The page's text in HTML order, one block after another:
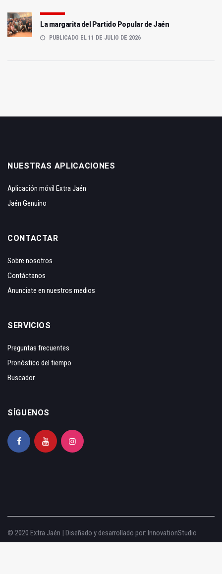
La margarita del Partido Popular de Jaén
PUBLICADO EL 11 DE JULIO DE 2026
NUESTRAS APLICACIONES
Aplicación móvil Extra Jaén
Jaén Genuino
CONTACTAR
Sobre nosotros
Contáctanos
Anunciate en nuestros medios
SERVICIOS
Preguntas frecuentes
Pronóstico del tiempo
Buscador
SÍGUENOS
© 2020 Extra Jaén | Diseñado y desarrollado por: InnovationStudio